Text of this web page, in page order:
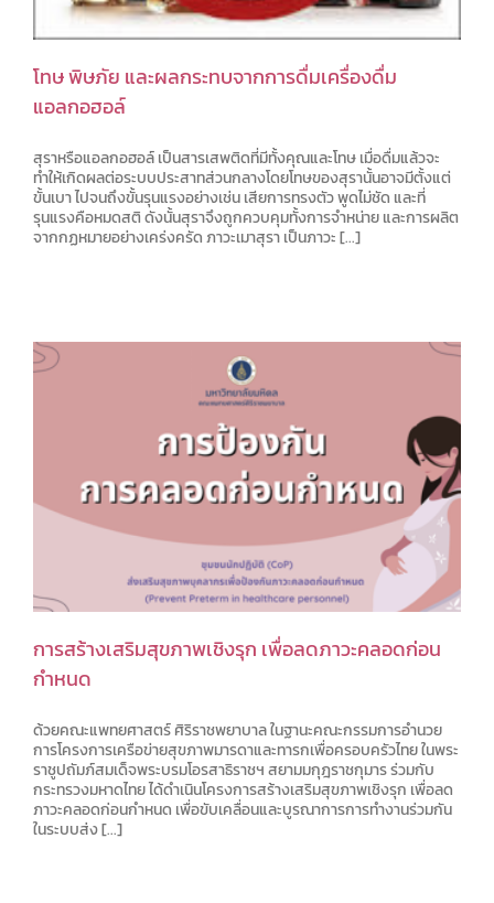
โทษ พิษภัย และผลกระทบจากการดื่มเครื่องดื่ม
แอลกอฮอล์
สุราหรือแอลกอฮอล์ เป็นสารเสพติดที่มีทั้งคุณและโทษ เมื่อดื่มแล้วจะ
ทำให้เกิดผลต่อระบบประสาทส่วนกลางโดยโทษของสุรานั้นอาจมีตั้งแต่
ขั้นเบา ไปจนถึงขั้นรุนแรงอย่างเช่น เสียการทรงตัว พูดไม่ชัด และที่
รุนแรงคือหมดสติ ดังนั้นสุราจึงถูกควบคุมทั้งการจำหน่าย และการผลิต
จากกฏหมายอย่างเคร่งครัด ภาวะเมาสุรา เป็นภาวะ [...]
การสร้างเสริมสุขภาพเชิงรุก เพื่อลดภาวะคลอดก่อน
กำหนด
ด้วยคณะแพทยศาสตร์ ศิริราชพยาบาล ในฐานะคณะกรรมการอำนวย
การโครงการเครือข่ายสุขภาพมารดาและทารกเพื่อครอบครัวไทย ในพระ
ราชูปถัมภ์สมเด็จพระบรมโอรสาธิราชฯ สยามมกุฎราชกุมาร ร่วมกับ
กระทรวงมหาดไทย ได้ดำเนินโครงการสร้างเสริมสุขภาพเชิงรุก เพื่อลด
ภาวะคลอดก่อนกำหนด เพื่อขับเคลื่อนและบูรณาการการทำงานร่วมกัน
ในระบบส่ง [...]